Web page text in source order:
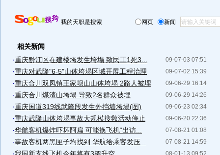
我的天职是搜索 网页 新闻
相关新闻
09-07-03 07:51
·重庆黔江区在建楼垮发生垮塌 致民工1死3...
09-07-02 15:39
·重庆对武隆"6-5"山体垮塌区域开展工程治理
09-06-29 16:14
·重庆合川双凤镇王家坝山山体垮塌 2路人被埋
09-06-29 14:26
·重庆合川煤渣山垮塌 导致2名群众被埋
09-06-23 02:34
·重庆国道319线武隆段发生外挡墙垮塌(图)
09-06-20 22:36
·重庆武隆山体垮塌事故大规模搜救活动停止
07-08-21 01:08
·华航客机爆炸吓坏阿扁 可能换飞机“出访...
07-08-21 14:59
·事故客机两黑匣子均找到 华航给乘客发压...
08-01-13 09:52